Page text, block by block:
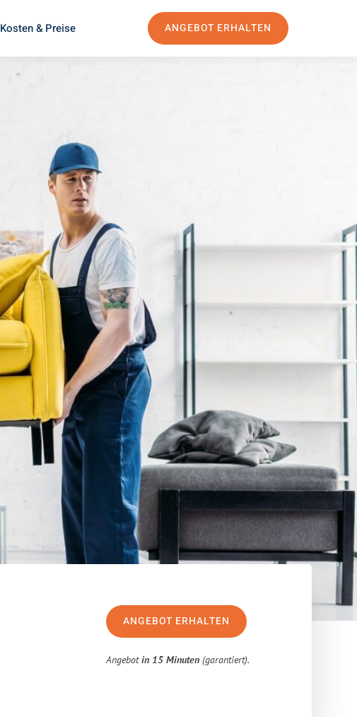
Kosten & Preise ANGEBOT ERHALTEN
ANGEBOT ERHALTEN
Angebotin 15 Minuten (garantiert).